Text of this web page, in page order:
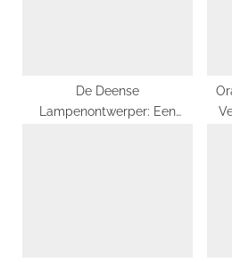
De Deense
Lampenontwerper: Een